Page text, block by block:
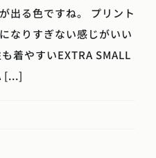
出る色ですね。 プリント
なりすぎない感じがいい
着やすいEXTRA SMALL
[...]